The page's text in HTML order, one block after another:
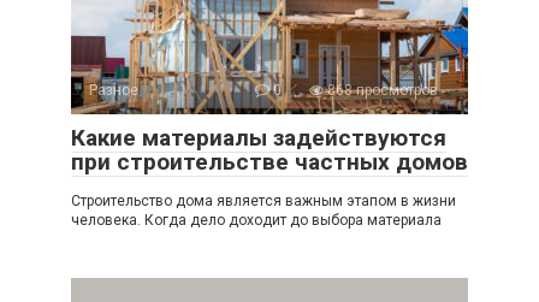
Разное 0 868 просмотров
Какие материалы задействуются
при строительстве частных домов
Строительство дома является важным этапом в жизни
человека. Когда дело доходит до выбора материала